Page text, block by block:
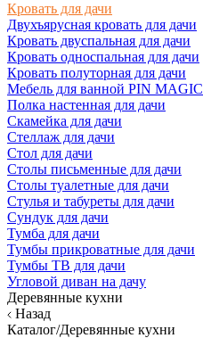
Кровать для дачи
Двухъярусная кровать для дачи
Кровать двуспальная для дачи
Кровать односпальная для дачи
Кровать полуторная для дачи
Мебель для ванной PIN MAGIC
Полка настенная для дачи
Скамейка для дачи
Стеллаж для дачи
Стол для дачи
Столы письменные для дачи
Столы туалетные для дачи
Стулья и табуреты для дачи
Сундук для дачи
Тумба для дачи
Тумбы прикроватные для дачи
Тумбы ТВ для дачи
Угловой диван на дачу
Деревянные кухни
Назад
Каталог/Деревянные кухни